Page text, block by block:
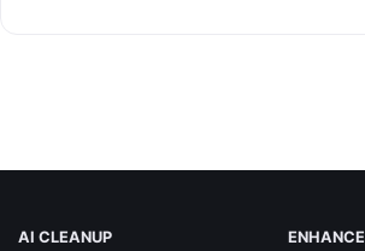
AI CLEANUP
ENHANCE